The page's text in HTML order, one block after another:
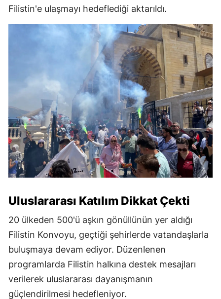
Filistin'e ulaşmayı hedeflediği aktarıldı.
Uluslararası Katılım Dikkat Çekti
20 ülkeden 500'ü aşkın gönüllünün yer aldığı
Filistin Konvoyu, geçtiği şehirlerde vatandaşlarla
buluşmaya devam ediyor. Düzenlenen
programlarda Filistin halkına destek mesajları
verilerek uluslararası dayanışmanın
güçlendirilmesi hedefleniyor.